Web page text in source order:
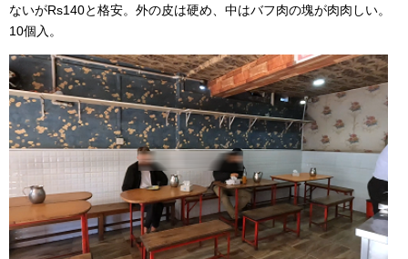
ないがRs140と格安。外の皮は硬め、中はバフ肉の塊が肉肉しい。
10個入。